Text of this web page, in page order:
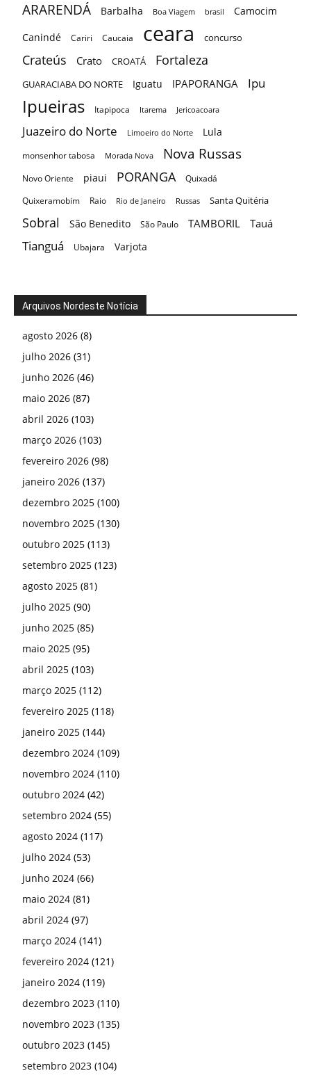
ARARENDÁ Barbalha Boa Viagem brasil
Camocim
Canindé
Cariri Caucaia ceara concurso
Crateús Crato CROATÁ Fortaleza
GUARACIABA DO NORTE Iguatu IPAPORANGA Ipu
Ipueiras Itapipoca Itarema Jericoacoara
Juazeiro do Norte Limoeiro do Norte Lula
monsenhor tabosa Morada Nova Nova Russas
Novo Oriente piaui PORANGA
Quixadá
Quixeramobim
Raio Rio de Janeiro Russas Santa Quitéria
Sobral São Benedito São Paulo TAMBORIL Tauá
Tianguá Ubajara Varjota
Arquivos Nordeste Notícia
agosto 2026 (8)
julho 2026 (31)
junho 2026 (46)
maio 2026 (87)
abril 2026 (103)
março 2026 (103)
fevereiro 2026 (98)
janeiro 2026 (137)
dezembro 2025 (100)
novembro 2025 (130)
outubro 2025 (113)
setembro 2025 (123)
agosto 2025 (81)
julho 2025 (90)
junho 2025 (85)
maio 2025 (95)
abril 2025 (103)
março 2025 (112)
fevereiro 2025 (118)
janeiro 2025 (144)
dezembro 2024 (109)
novembro 2024 (110)
outubro 2024 (42)
setembro 2024 (55)
agosto 2024 (117)
julho 2024 (53)
junho 2024 (66)
maio 2024 (81)
abril 2024 (97)
março 2024 (141)
fevereiro 2024 (121)
janeiro 2024 (119)
dezembro 2023 (110)
novembro 2023 (135)
outubro 2023 (145)
setembro 2023 (104)